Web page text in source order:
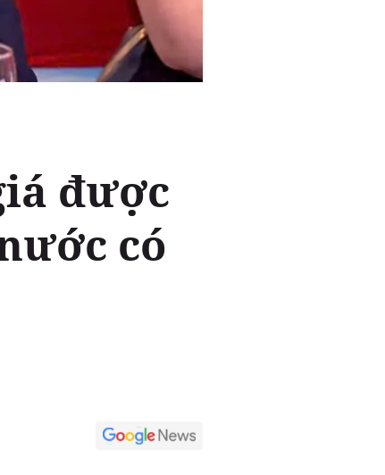
được
có